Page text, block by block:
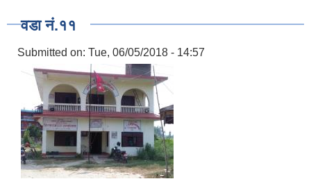
वडा नं.११
Submitted on: Tue, 06/05/2018 - 14:57